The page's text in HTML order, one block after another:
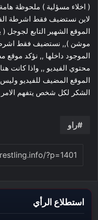
( اخلاء مسؤلية ) ملحوظة
لاين نستضيف فقط اشرطة
الموقع الشهير التابع لجوجل
موشن ),, نستضيف فقط اشرطة
الموجود داخلها ,, نؤكد
محتوي الفيديو ,, واذا كانت
الموقع المضيف للفيديو
الشكر لكل شخص يتفهم
راو
استطلاع الرأي